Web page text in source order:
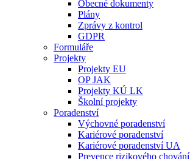
Obecné dokumenty
Plány
Zprávy z kontrol
GDPR
Formuláře
Projekty
Projekty EU
OP JAK
Projekty KÚ LK
Školní projekty
Poradenství
Výchovné poradenství
Kariérové poradenství
Kariérové poradenství UA
Prevence rizikového chování